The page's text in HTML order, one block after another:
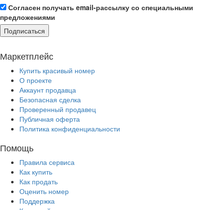
Согласен получать email-рассылку со специальными
предложениями
Подписаться
Маркетплейс
Купить красивый номер
О проекте
Аккаунт продавца
Безопасная сделка
Проверенный продавец
Публичная оферта
Политика конфиденциальности
Помощь
Правила сервиса
Как купить
Как продать
Оценить номер
Поддержка